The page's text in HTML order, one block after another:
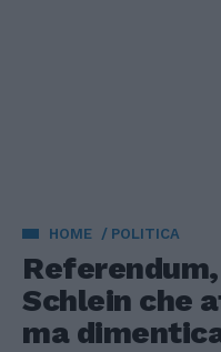
HOME POLITICA
Schlein che
ma